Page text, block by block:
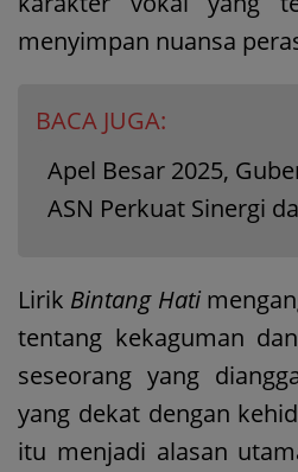
menyimpan nuansa
BACA JUGA:
Apel Besar 2025,
ASN Perkuat Sinergi
Lirik Bintang Hati
tentang kekaguman
seseorang yang
yang dekat dengan
itu menjadi alasan